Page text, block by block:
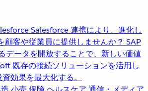
Salesforce 連携により、進化し
顧客や従業員に提供しませんか？ SAP
データを開放することで、新しい価値
既存の接続ソリューションを活用し
効果を最大化する。